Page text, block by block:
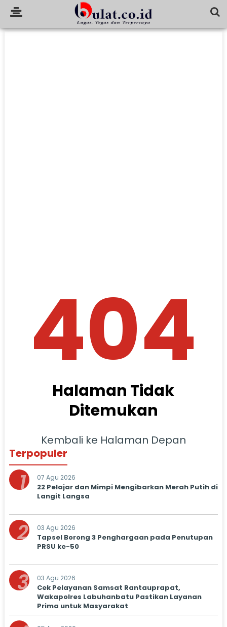
404
Halaman Tidak
Ditemukan
Kembali ke Halaman Depan
Terpopuler
1 07 Agu 2026
22 Pelajar dan Mimpi Mengibarkan Merah Putih di
Langit Langsa
2 03 Agu 2026
Tapsel Borong 3 Penghargaan pada Penutupan
PRSU ke-50
3 03 Agu 2026
Cek Pelayanan Samsat Rantauprapat,
Wakapolres Labuhanbatu Pastikan Layanan
Prima untuk Masyarakat